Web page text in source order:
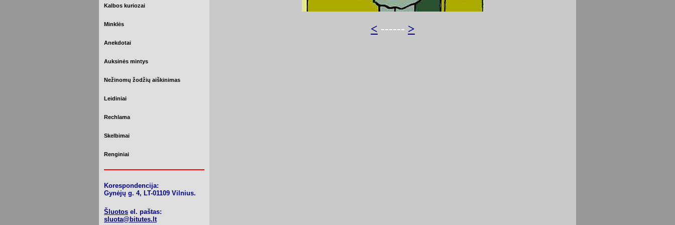
Kalbos kuriozai
Minklės
Anekdotai
Auksinės mintys
Nežinomų žodžių aiškinimas
Leidiniai
Rechlama
Skelbimai
Renginiai
Korespondencija:
Gynėjų g. 4, LT-01109 Vilnius.
Šluotos el. paštas:
sluota@bitutes.lt
< ------ >